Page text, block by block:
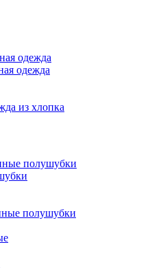
одежда
одежда
из хлопка
полушубки
полушубки